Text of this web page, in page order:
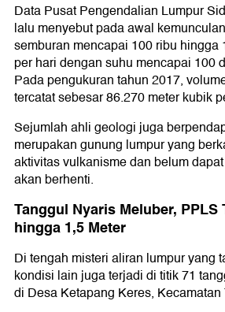
Data Pusat Pengendalian Lumpur
lalu menyebut pada awal
semburan mencapai 100 ribu hingga
per hari dengan suhu mencapai 100
Pada pengukuran tahun 2017,
tercatat sebesar 86.270 meter kubik
Sejumlah ahli geologi juga
merupakan gunung lumpur yang
aktivitas vulkanisme dan belum
akan berhenti.
Tanggul Nyaris Meluber, PPLS
hingga 1,5 Meter
Di tengah misteri aliran lumpur yang
kondisi lain juga terjadi di titik 71
di Desa Ketapang Keres,